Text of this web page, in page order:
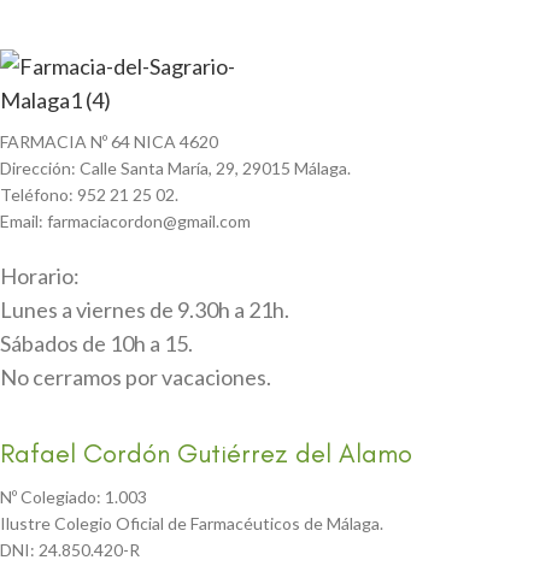
FARMACIA Nº 64 NICA 4620
Dirección: Calle Santa María, 29, 29015 Málaga.
Teléfono: 952 21 25 02.
Email: farmaciacordon@gmail.com
Horario:
Lunes a viernes de 9.30h a 21h.
Sábados de 10h a 15.
No cerramos por vacaciones.
Rafael Cordón Gutiérrez del Alamo
Nº Colegiado: 1.003
Ilustre Colegio Oficial de Farmacéuticos de Málaga.
DNI: 24.850.420-R